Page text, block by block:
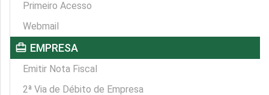
Primeiro Acesso
Webmail
card_travel EMPRESA
Emitir Nota Fiscal
2ª Via de Débito de Empresa